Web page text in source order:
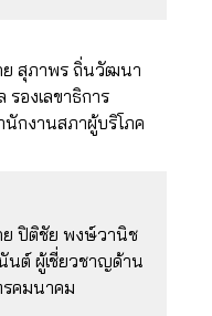
ย สุภาพร ถิ่นวัฒนา
รองเลขาธิการ
นักงานสภาผู้บริโภค
ย ปิติชัย พงษ์วานิช
นต์ ผู้เชี่ยวชาญด้าน
รคมนาคม